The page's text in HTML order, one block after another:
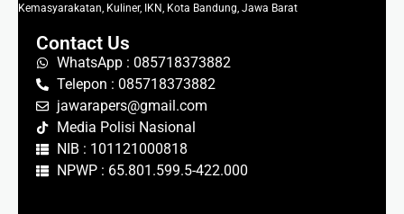
Kemasyarakatan, Kuliner, IKN, Kota Bandung, Jawa Barat
Contact Us
WhatsApp : 085718373882
Telepon : 085718373882
jawarapers@gmail.com
Media Polisi Nasional
NIB : 101121000818
NPWP : 65.801.599.5-422.000